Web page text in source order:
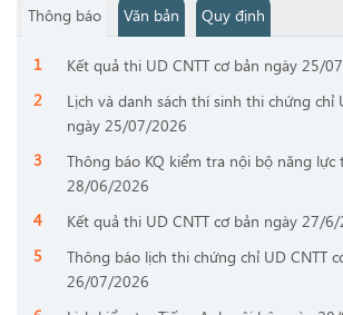
Thông báo Văn bản Quy định
Kết quả thi UD CNTT cơ bản ngày 25/
Lịch và danh sách thí sinh thi chứng chỉ
ngày 25/07/2026
Thông báo KQ kiểm tra nội bộ năng lực
28/06/2026
Kết quả thi UD CNTT cơ bản ngày 27/
Thông báo lịch thi chứng chỉ UD CNTT
26/07/2026